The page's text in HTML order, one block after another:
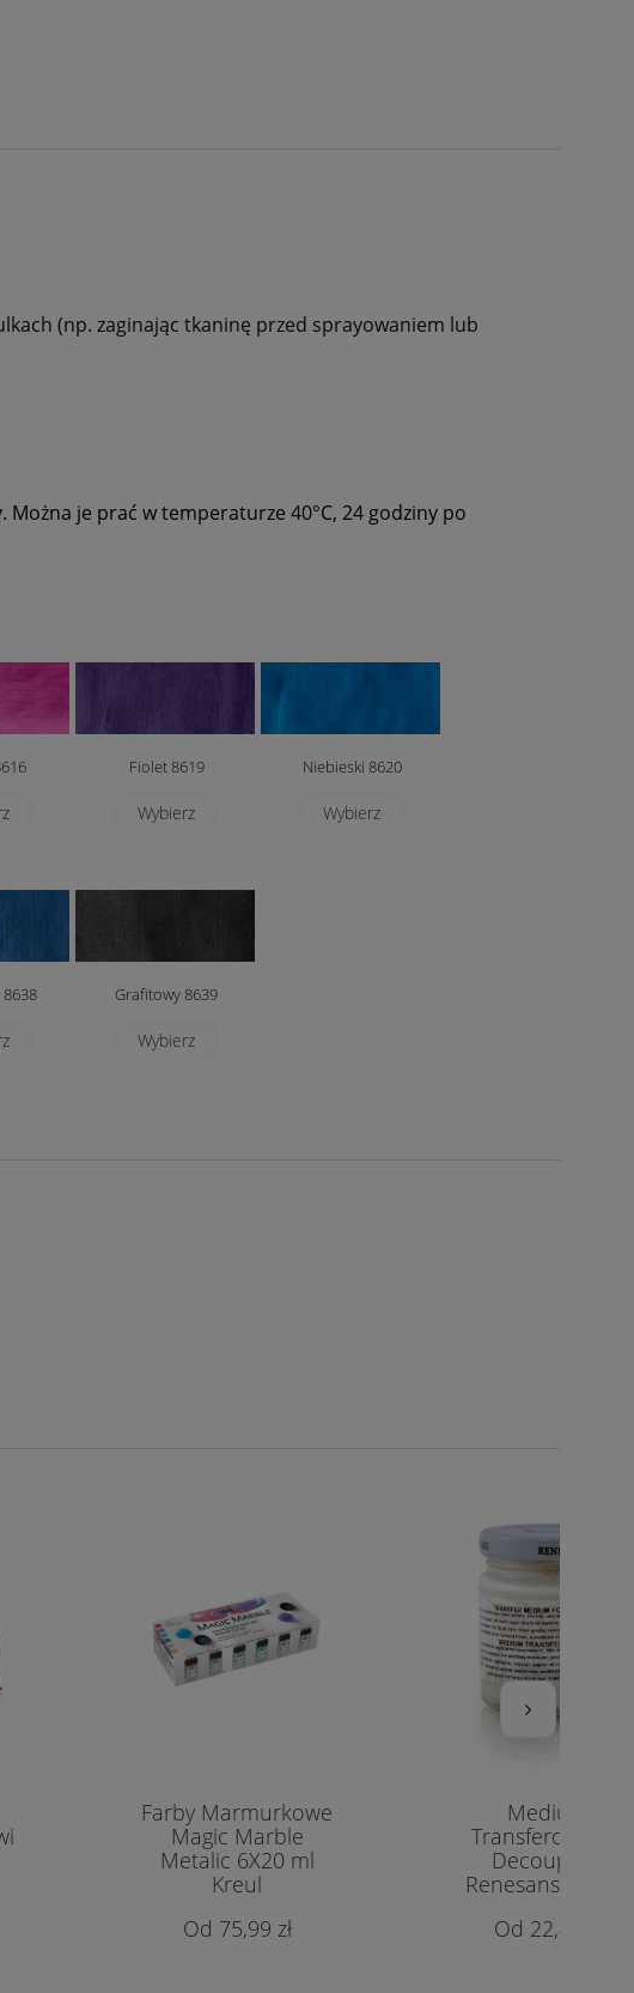
(np. zaginając tkaninę przed sprayowaniem lub
je prać w temperaturze 40°C, 24 godziny po
Fiolet 8619
Wybierz
Niebieski 8620
Wybierz
Grafitowy 8639
Wybierz
Farby Marmurkowe
Magic Marble
Metalic 6X20 ml
Kreul
75,99 zł
Medium
Transferowe do
Decoupage
Renesans 110 ml
22,40 zł